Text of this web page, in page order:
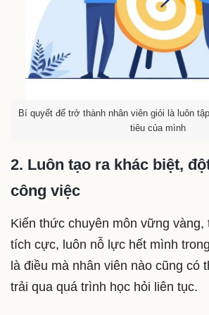
Bí quyết để trở thành nhân viên giỏi là luôn
tiêu của mình
2. Luôn tạo ra khác biệt,
công việc
Kiến thức chuyên môn vững vàng,
tích cực, luôn nỗ lực hết mình
là điều mà nhân viên nào cũng có
trải qua quá trình học hỏi liên tục.